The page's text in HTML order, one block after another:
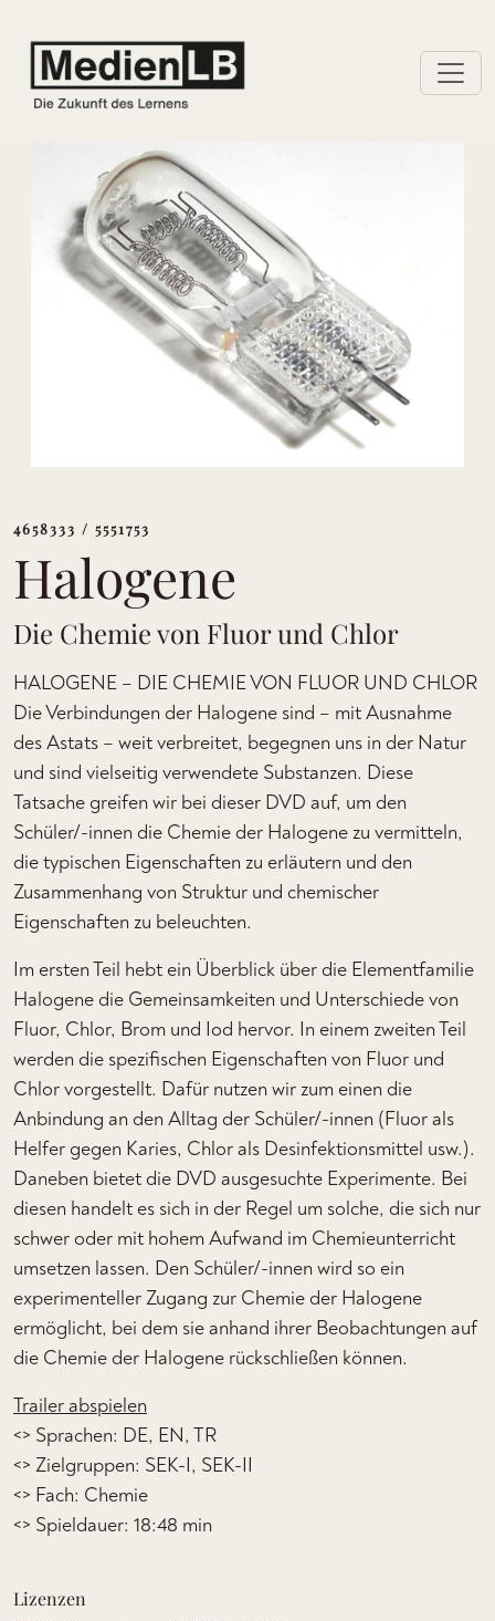
4658333 / 5551753
Halogene
Die Chemie von Fluor und Chlor
HALOGENE – DIE CHEMIE VON FLUOR UND CHLOR
Die Verbindungen der Halogene sind – mit Ausnahme
des Astats – weit verbreitet, begegnen uns in der Natur
und sind vielseitig verwendete Substanzen. Diese
Tatsache greifen wir bei dieser DVD auf, um den
Schüler/-innen die Chemie der Halogene zu vermitteln,
die typischen Eigenschaften zu erläutern und den
Zusammenhang von Struktur und chemischer
Eigenschaften zu beleuchten.
Im ersten Teil hebt ein Überblick über die Elementfamilie
Halogene die Gemeinsamkeiten und Unterschiede von
Fluor, Chlor, Brom und Iod hervor. In einem zweiten Teil
werden die spezifischen Eigenschaften von Fluor und
Chlor vorgestellt. Dafür nutzen wir zum einen die
Anbindung an den Alltag der Schüler/-innen (Fluor als
Helfer gegen Karies, Chlor als Desinfektionsmittel usw.).
Daneben bietet die DVD ausgesuchte Experimente. Bei
diesen handelt es sich in der Regel um solche, die sich nur
schwer oder mit hohem Aufwand im Chemieunterricht
umsetzen lassen. Den Schüler/-innen wird so ein
experimenteller Zugang zur Chemie der Halogene
ermöglicht, bei dem sie anhand ihrer Beobachtungen auf
die Chemie der Halogene rückschließen können.
Trailer abspielen
<> Sprachen: DE, EN, TR
<> Zielgruppen: SEK-I, SEK-II
<> Fach: Chemie
<> Spieldauer: 18:48 min
Lizenzen